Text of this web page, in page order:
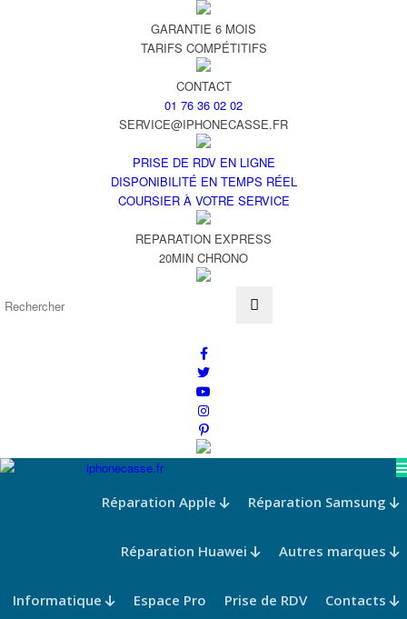
GARANTIE 6 MOIS
TARIFS COMPÉTITIFS
CONTACT
01 76 36 02 02
SERVICE@IPHONECASSE.FR
PRISE DE RDV EN LIGNE
DISPONIBILITÉ EN TEMPS RÉEL
COURSIER À VOTRE SERVICE
REPARATION EXPRESS
20MIN CHRONO
Réparation Apple Réparation Samsung
Réparation Huawei Autres marques
Informatique Espace Pro Prise de RDV Contacts